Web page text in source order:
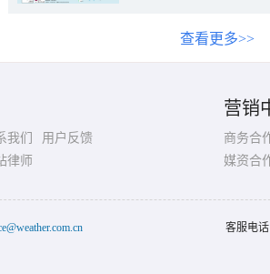
查看更多>>
我们
用户反馈
律师
营销
商务合
媒资合
客服电